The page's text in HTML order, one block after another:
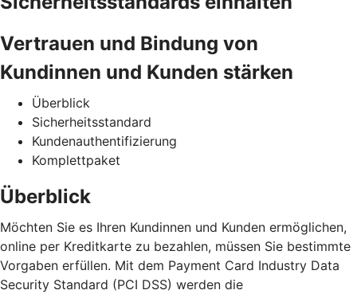
Vertrauen und Bindung von
Kundinnen und Kunden stärken
Überblick
Sicherheitsstandard
Kundenauthentifizierung
Komplettpaket
Überblick
Möchten Sie es Ihren Kundinnen und Kunden ermöglichen,
online per Kreditkarte zu bezahlen, müssen Sie bestimmte
Vorgaben erfüllen. Mit dem Payment Card Industry Data
Security Standard (PCI DSS) werden die